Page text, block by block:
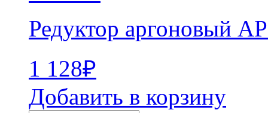
Редуктор аргоновый
1 128₽
Добавить в корзину